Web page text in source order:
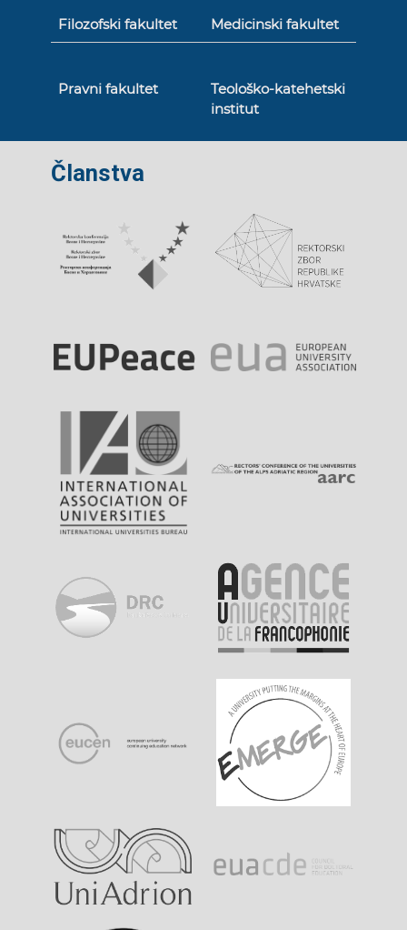
Filozofski fakultet Medicinski fakultet
Pravni fakultet
Teološko-katehetski
institut
Članstva